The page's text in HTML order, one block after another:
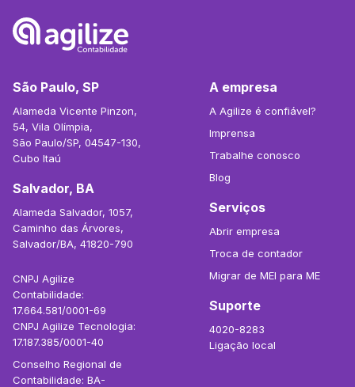
São Paulo, SP
Alameda Vicente Pinzon,
54, Vila Olímpia,
São Paulo/SP, 04547-130,
Cubo Itaú
Salvador, BA
Alameda Salvador, 1057,
Caminho das Árvores,
Salvador/BA, 41820-790
CNPJ Agilize
Contabilidade:
17.664.581/0001-69
CNPJ Agilize Tecnologia:
17.187.385/0001-40
Conselho Regional de
Contabilidade: BA-
A empresa
A Agilize é confiável?
Imprensa
Trabalhe conosco
Blog
Serviços
Abrir empresa
Troca de contador
Migrar de MEI para ME
Suporte
4020-8283
Ligação local